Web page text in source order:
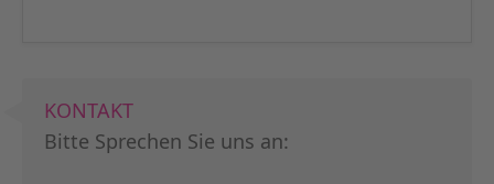
KONTAKT
Bitte Sprechen Sie uns an: